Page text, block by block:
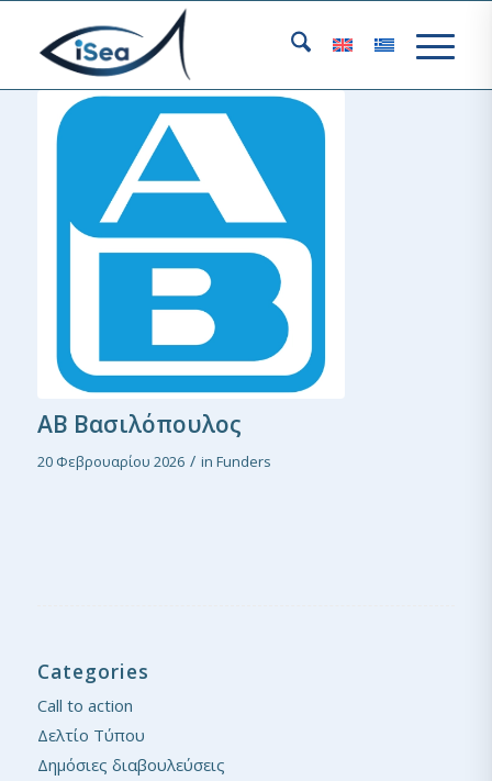
ΑΒ Βασιλόπουλος
20 Φεβρουαρίου 2026 / in Funders
Categories
Call to action
Δελτίο Τύπου
Δημόσιες διαβουλεύσεις